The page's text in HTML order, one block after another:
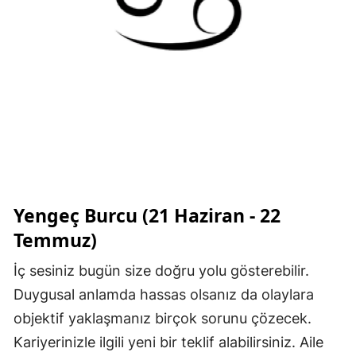
Yengeç Burcu (21 Haziran - 22
Temmuz)
İç sesiniz bugün size doğru yolu gösterebilir.
Duygusal anlamda hassas olsanız da olaylara
objektif yaklaşmanız birçok sorunu çözecek.
Kariyerinizle ilgili yeni bir teklif alabilirsiniz. Aile